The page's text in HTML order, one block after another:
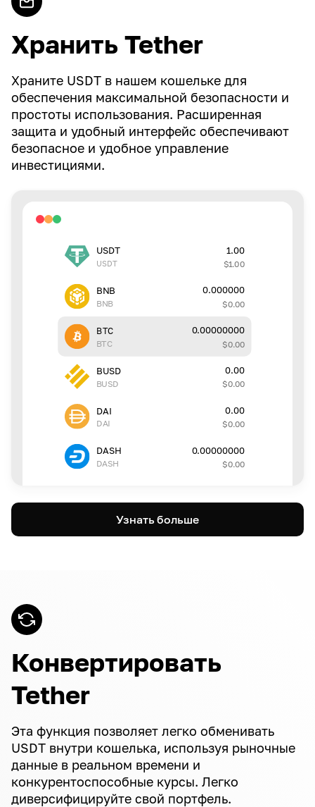
Хранить Tether
Храните USDT в нашем кошельке для
обеспечения максимальной безопасности и
простоты использования. Расширенная
защита и удобный интерфейс обеспечивают
безопасное и удобное управление
инвестициями.
USDT
USDT
1.00
$1.00
BNB
BNB
0.000000
$0.00
BTC
BTC
0.00000000
$0.00
BUSD
BUSD
0.00
$0.00
DAI
DAI
0.00
$0.00
DASH
DASH
0.00000000
$0.00
Узнать больше
Конвертировать
Tether
Эта функция позволяет легко обменивать
USDT внутри кошелька, используя рыночные
данные в реальном времени и
конкурентоспособные курсы. Легко
диверсифицируйте свой портфель.